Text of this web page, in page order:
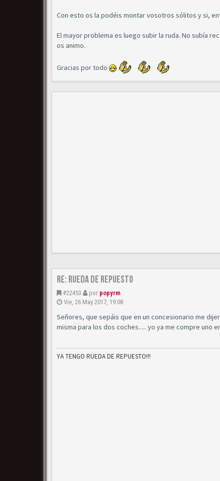
Con esto os la podéis montar vosotros sólitos y si,
El mayor problema es luego subir la ruda. No subía
os animo.
Gracias por todo
Re: Rueda de repuesto
#22453 por popyrm
Vie, 26 May 2017, 19:08
Señores, que sepáis que en un concesionario me
misma para los dos coches..... yo ya me compre uno
YA TENGO RUEDA DE REPUESTO!!!